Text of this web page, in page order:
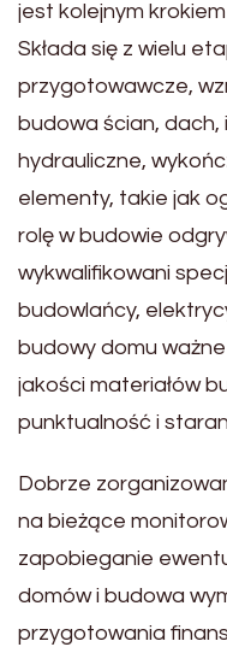
jest kolejnym
Składa się z wielu
przygotowawcze,
budowa ścian,
hydrauliczne,
elementy, takie jak
rolę w budowie
wykwalifikowani
budowlańcy,
budowy domu
jakości materiałów
punktualność i
Dobrze
na bieżące
zapobieganie
domów i budowa
przygotowania